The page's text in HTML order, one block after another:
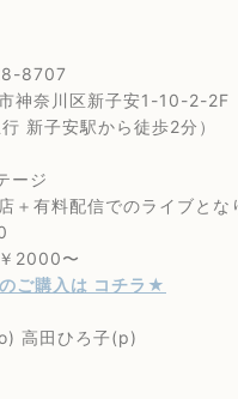
8707
奈川区新子安1-10-2-2F
子安駅から徒歩2分）
ジ
有料配信でのライブとな
2000〜
ご購入は コチラ★
高田ひろ子(p)